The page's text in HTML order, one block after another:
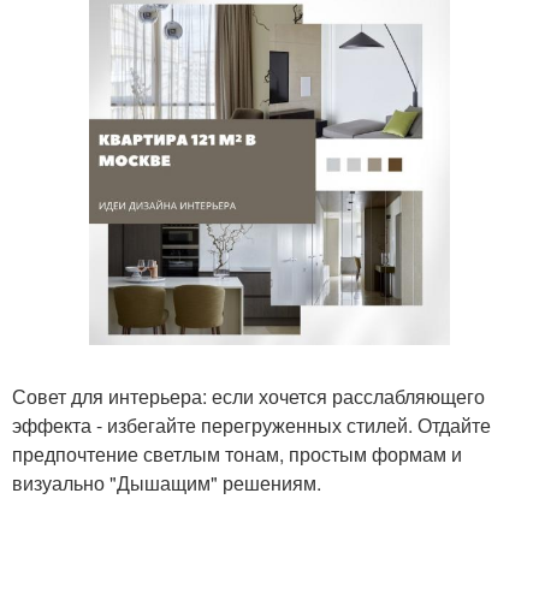
Совет для интерьера: если хочется расслабляющего
эффекта - избегайте перегруженных стилей. Отдайте
предпочтение светлым тонам, простым формам и
визуально "Дышащим" решениям.